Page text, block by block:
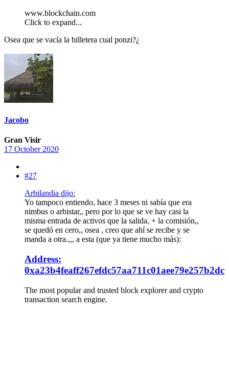
www.blockchain.com
Click to expand...
Osea que se vacía la billetera cual ponzi?¿
Jacobo
Gran Visir
17 October 2020
#27
Arbilandia dijo:
Yo tampoco entiendo, hace 3 meses ni sabía que era
nimbus o arbistar,, pero por lo que se ve hay casi la
misma entrada de activos que la salida, + la comisión,,
se quedó en cero,, osea , creo que ahí se recibe y se
manda a otra.,,, a esta (que ya tiene mucho más):
Address:
0xa23b4feaff267efdc57aa711c01aee79e257b2dc
The most popular and trusted block explorer and crypto
transaction search engine.